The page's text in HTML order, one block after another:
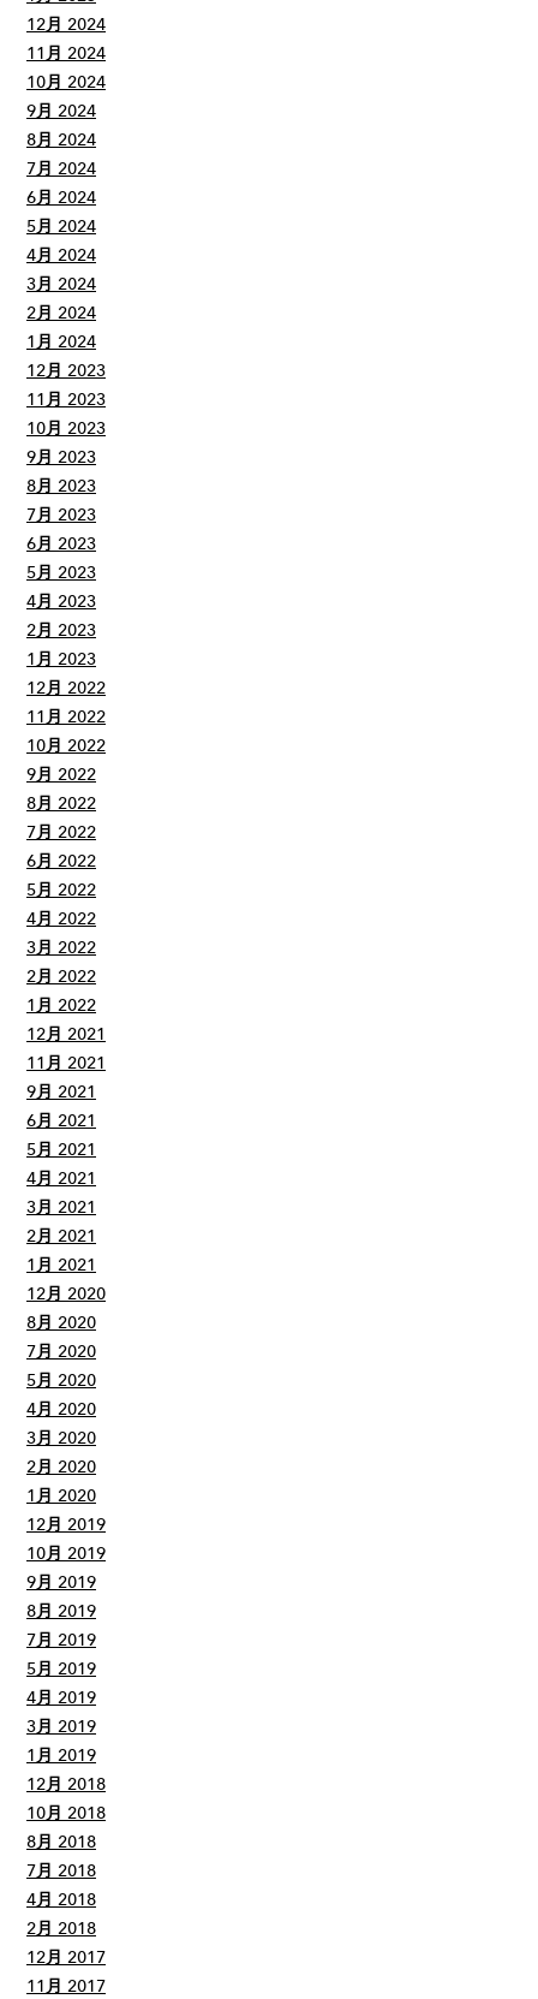
12月 2024
11月 2024
10月 2024
9月 2024
8月 2024
7月 2024
6月 2024
5月 2024
4月 2024
3月 2024
2月 2024
1月 2024
12月 2023
11月 2023
10月 2023
9月 2023
8月 2023
7月 2023
6月 2023
5月 2023
4月 2023
2月 2023
1月 2023
12月 2022
11月 2022
10月 2022
9月 2022
8月 2022
7月 2022
6月 2022
5月 2022
4月 2022
3月 2022
2月 2022
1月 2022
12月 2021
11月 2021
9月 2021
6月 2021
5月 2021
4月 2021
3月 2021
2月 2021
1月 2021
12月 2020
8月 2020
7月 2020
5月 2020
4月 2020
3月 2020
2月 2020
1月 2020
12月 2019
10月 2019
9月 2019
8月 2019
7月 2019
5月 2019
4月 2019
3月 2019
1月 2019
12月 2018
10月 2018
8月 2018
7月 2018
4月 2018
2月 2018
12月 2017
11月 2017